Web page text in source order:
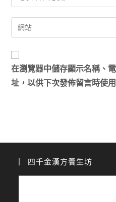
在瀏覽器中儲存顯示名稱、
址，以供下次發佈留言時使用
四千金漢方養生坊